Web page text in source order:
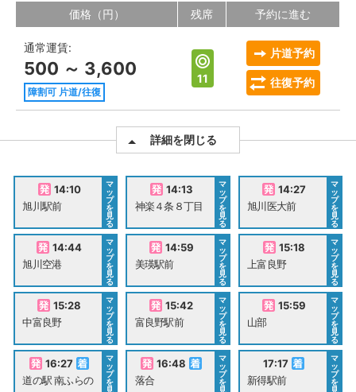
価格（円） 残席 予約に進む
通常運賃:
500 ～ 3,600
障割可 片道/往復
11
片道予約
往復予約
詳細を閉じる
14:10
旭川駅前
マ
ッ
プ
を
見
る
14:13
神楽４条８丁目
マ
ッ
プ
を
見
る
14:27
旭川医大前
マ
ッ
プ
を
見
る
14:44
旭川空港
マ
ッ
プ
を
見
る
14:59
美瑛駅前
マ
ッ
プ
を
見
る
15:18
上富良野
マ
ッ
プ
を
見
る
15:28
中富良野
マ
ッ
プ
を
見
る
15:42
富良野駅前
マ
ッ
プ
を
見
る
15:59
山部
マ
ッ
プ
を
見
る
16:27
道の駅 南ふらの
マ
ッ
プ
を
見
16:48
落合
マ
ッ
プ
を
見
17:17
新得駅前
マ
ッ
プ
を
見